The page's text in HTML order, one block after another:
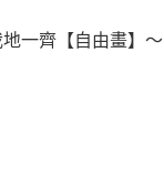
一齊【自由畫】～